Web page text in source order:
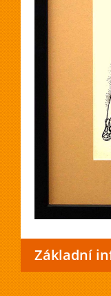
Základní